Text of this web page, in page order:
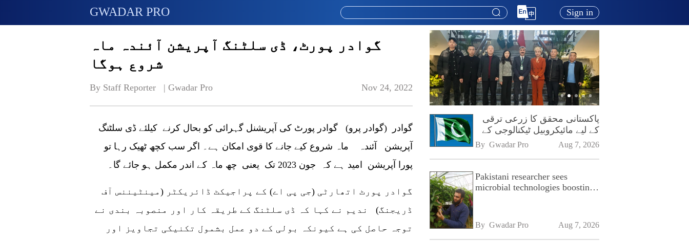
GWADAR PRO Sign in
گوادر پورٹ، ڈی سلٹنگ آپریشن آئندہ ماہ
شروع ہوگا
By Staff Reporter   | Gwadar Pro Nov 24, 2022
گوادر (گوادر پرو) گوادر پورٹ کی آپریشنل گہرائی کو بحال کرنے کیلئے ڈی سلٹنگ
آپریشن آئندہ ماہ شروع کیے جانے کا قوی امکان ہے۔ اگر سب کچھ ٹھیک رہا تو
پورا آپریشن امید ہے کہ جون 2023 تک یعنی چھ ماہ کے اندر مکمل ہو جائے گا۔
گوادر پورٹ اتھارٹی (جی پی اے) کے پراجیکٹ ڈائریکٹر (مینٹیننس آف
ڈریجنگ) ندیم نے کہا کہ ڈی سلٹنگ کے طریقہ کار اور منصوبہ بندی نے
توجہ حاصل کی ہے کیونکہ بولی کے دو عمل بشمول تکنیکی تجاویز اور
پاکستانی محقق کا زرعی ترقی
کے لیے مائیکروبیل ٹیکنالوجی کے
فروغ پر زور
By Gwadar Pro Aug 7, 2026
Pakistani researcher sees
microbial technologies boosting
By Gwadar Pro Aug 7, 2026